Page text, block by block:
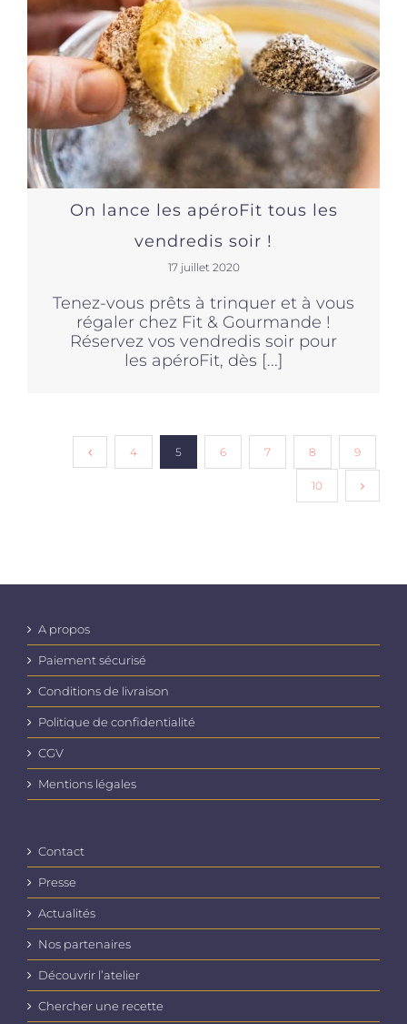
On lance les apéroFit tous les
vendredis soir !
17 juillet 2020
Tenez-vous prêts à trinquer et à vous
régaler chez Fit & Gourmande !
Réservez vos vendredis soir pour
les apéroFit, dès [...]
4 5 6 7 8 9
10
A propos
Paiement sécurisé
Conditions de livraison
Politique de confidentialité
CGV
Mentions légales
Contact
Presse
Actualités
Nos partenaires
Découvrir l’atelier
Chercher une recette